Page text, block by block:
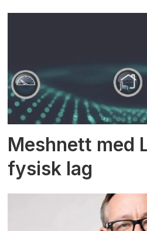
Meshnett med
fysisk lag